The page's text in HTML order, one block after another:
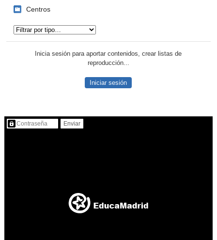
Centros
Inicia sesión para aportar contenidos, crear listas de
reproducción...
Iniciar sesión
Contenido protegido…